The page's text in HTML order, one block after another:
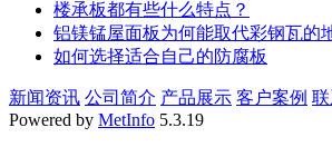
楼承板都有些什么特点？
铝镁锰屋面板为何能取代彩钢瓦的
如何选择适合自己的防腐板
新闻资讯 公司简介 产品展示 客户案例
Powered by MetInfo 5.3.19